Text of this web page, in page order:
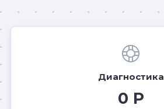
Диагностика
0 Р